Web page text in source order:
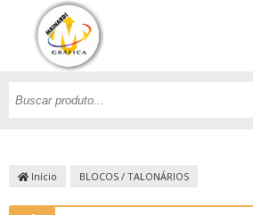
Início BLOCOS / TALONÁRIOS